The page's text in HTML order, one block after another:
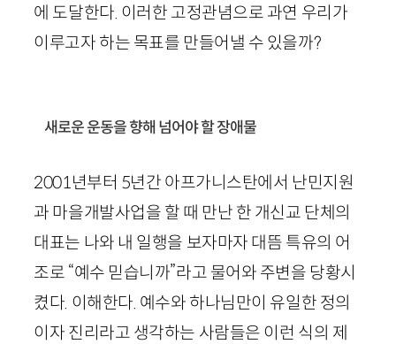
에 도달한다. 이러한 고정관념으로 과연 우리가
이루고자 하는 목표를 만들어낼 수 있을까?
새로운 운동을 향해 넘어야 할 장애물
2001년부터 5년간 아프가니스탄에서 난민지원
과 마을개발사업을 할 때 만난 한 개신교 단체의
대표는 나와 내 일행을 보자마자 대뜸 특유의 어
조로 “예수 믿습니까”라고 물어와 주변을 당황시
켰다. 이해한다. 예수와 하나님만이 유일한 정의
이자 진리라고 생각하는 사람들은 이런 식의 제